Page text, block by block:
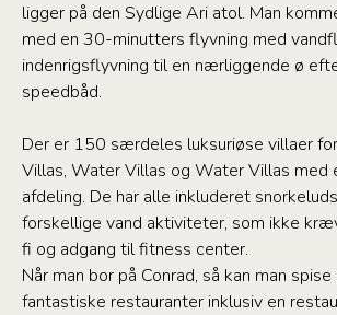
ligger på den Sydlige Ari atol. Man
med en 30-minutters flyvning med
indenrigsflyvning til en nærliggende ø
speedbåd.
Der er 150 særdeles luksuriøse villaer
Villas, Water Villas og Water Villas med
afdeling. De har alle inkluderet
forskellige vand aktiviteter, som ikke
fi og adgang til fitness center.
Når man bor på Conrad, så kan man
fantastiske restauranter inklusiv en